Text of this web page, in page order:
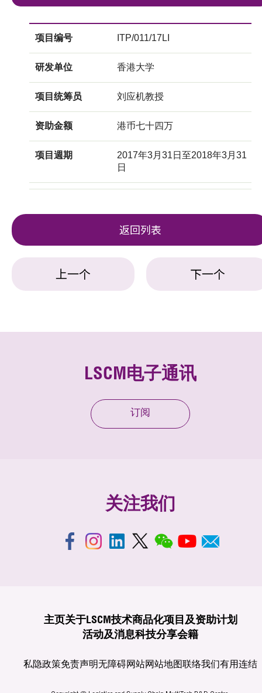
项目编号 ITP/011/17LI
研发单位 香港大学
项目统筹员 刘应机教授
资助金额 港币七十四万
项目週期
2017年3月31日至2018年3月31
日
返回列表
上一个 下一个
LSCM电子通讯
订阅
关注我们
主页关于LSCM技术商品化项目及资助计划
活动及消息科技分享会籍
私隐政策免责声明无障碍网站网站地图联络我们有用连结